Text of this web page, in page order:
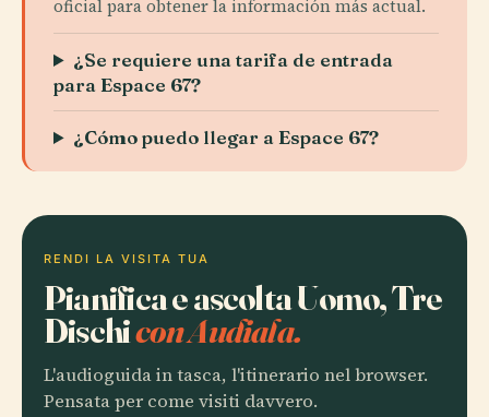
oficial para obtener la información más actual.
¿Se requiere una tarifa de entrada
para Espace 67?
¿Cómo puedo llegar a Espace 67?
RENDI LA VISITA TUA
Pianifica e ascolta Uomo, Tre
Dischicon Audiala.
L'audioguida in tasca, l'itinerario nel browser.
Pensata per come visiti davvero.